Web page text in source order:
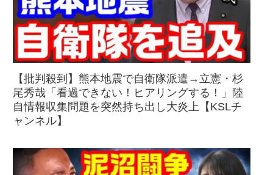
【批判殺到】熊本地震で自衛隊派遣→立憲・杉
尾秀哉「看過できない！ヒアリングする！」陸
自情報収集問題を突然持ち出し大炎上【KSLチ
ャンネル】